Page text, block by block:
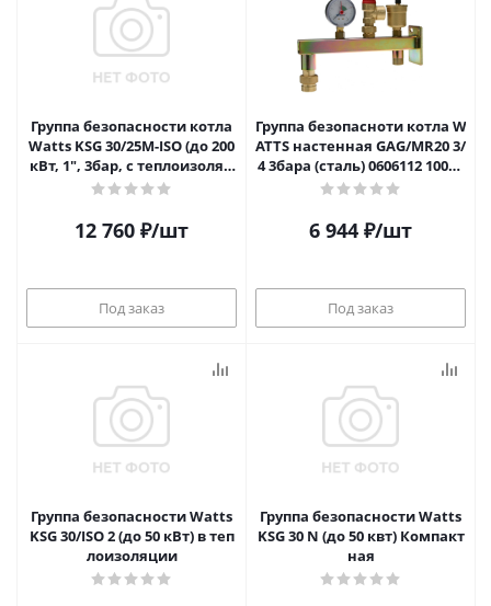
Группа безопасности котла
Watts KSG 30/25M-ISO (до 200
кВт, 1", 3бар, с теплоизоляц
ией)
12 760 ₽/шт
Под заказ
Группа безопасноти котла W
ATTS настенная GAG/MR20 3/
4 3бара (сталь) 0606112 10017
885
6 944 ₽/шт
Под заказ
Группа безопасности Watts
KSG 30/ISO 2 (до 50 кВт) в теп
лоизоляции
Группа безопасности Watts
KSG 30 N (до 50 квт) Компакт
ная